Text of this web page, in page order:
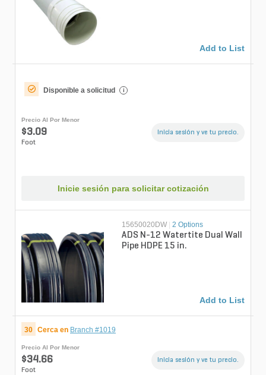
Add to List
Disponible a solicitud i
Precio Al Por Menor
$3.09
Foot
Inicia sesión y ve tu precio.
Inicie sesión para solicitar cotización
15650020DW 2 Options
ADS N-12 Watertite Dual Wall
Pipe HDPE 15 in.
Add to List
30 Cerca en Branch #1019
Precio Al Por Menor
$34.66
Foot
Inicia sesión y ve tu precio.